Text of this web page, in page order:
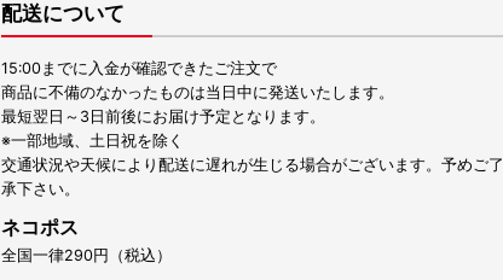
配送について
15:00までに入金が確認できたご注文で
商品に不備のなかったものは当日中に発送いたします。
最短翌日～3日前後にお届け予定となります。
※一部地域、土日祝を除く
交通状況や天候により配送に遅れが生じる場合がございます。予めご了
承下さい。
ネコポス
全国一律290円（税込）